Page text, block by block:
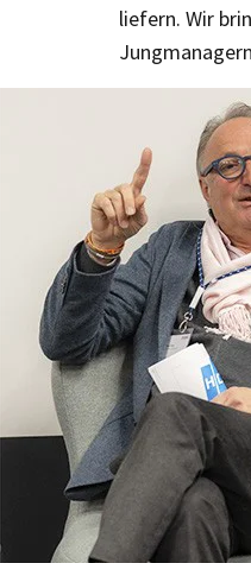
liefern. Wir